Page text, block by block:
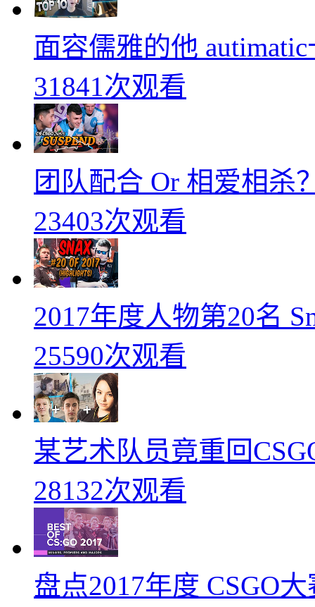
面容儒雅的他
31841次观看
团队配合 Or 相爱相杀
23403次观看
2017年度人物第20名
25590次观看
某艺术队员竟重回
28132次观看
盘点2017年度 CSGO